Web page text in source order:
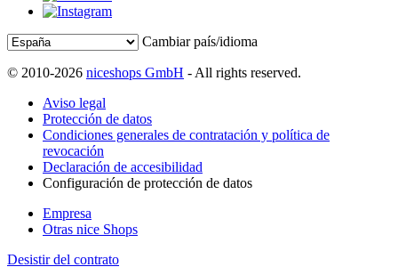
Cambiar país/idioma
© 2010-2026 niceshops GmbH - All rights reserved.
Aviso legal
Protección de datos
Condiciones generales de contratación y política de
revocación
Declaración de accesibilidad
Configuración de protección de datos
Empresa
Otras nice Shops
Desistir del contrato